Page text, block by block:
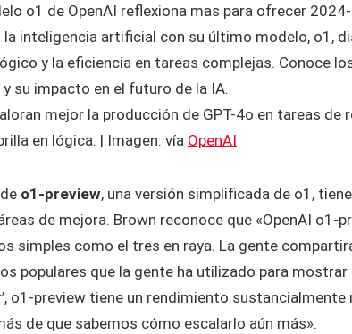
mejor la producción de GPT-4o en tareas de
en lógica. | Imagen: vía OpenAI
o1-preview, una versión simplificada de o1,
de mejora. Brown reconoce que «OpenAI o1-
simples como el tres en raya. La gente
populares que la gente ha utilizado para mostrar
o1-preview tiene un rendimiento
de que sabemos cómo escalarlo aún más».